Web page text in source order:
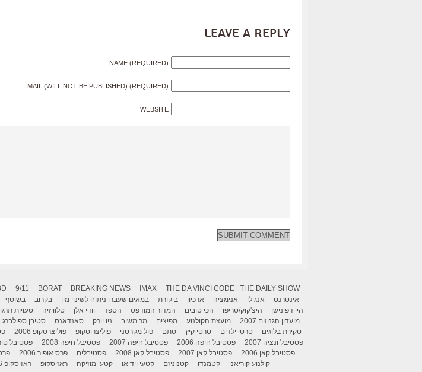
Leave a Reply
NAME (REQUIRED)
MAIL (WILL NOT BE PUBLISHED) (REQUIRED)
WEBSITE
9/11 BORAT BREAKING NEWS IMAX THE DA VINCI CODE THE DAILY SHOW
אינטרנט
אנג לי אנימציה ארכיון ביקורת במאים שעברו ניתוח לשינוי מין בקרוב בשוטף
היי דפינישן
היצ'קוק/טריפו הכי טובים המדור המודפס הספד וודי אלן טלוויזיה טעויות
מועדון הגנוזים 2007
מועצת הקולנוע מפיצים מר משיב ניו יורק סאנדאנס סטיבן ספילברג
סקירת בלוגים
סרטי ילדים סרטי קיץ סתם פול מקרטני פוליצרוסקופ פוליצרסקופ 2006
פסטיבל ונציה 2007
פסטיבל חיפה 2006 פסטיבל חיפה 2007 פסטיבל חיפה 2008 פסטיבל
פסטיבל קאן 2006
פסטיבל קאן 2007 פסטיבל קאן 2008 פסטיבלים פרס אופיר 2006 פרס
קולנוע קוריאני
קטמנדו קטנוניזם קטעי וידיאו קטעי מוזיקה ראזיסקופ ראזיסקופ 2006